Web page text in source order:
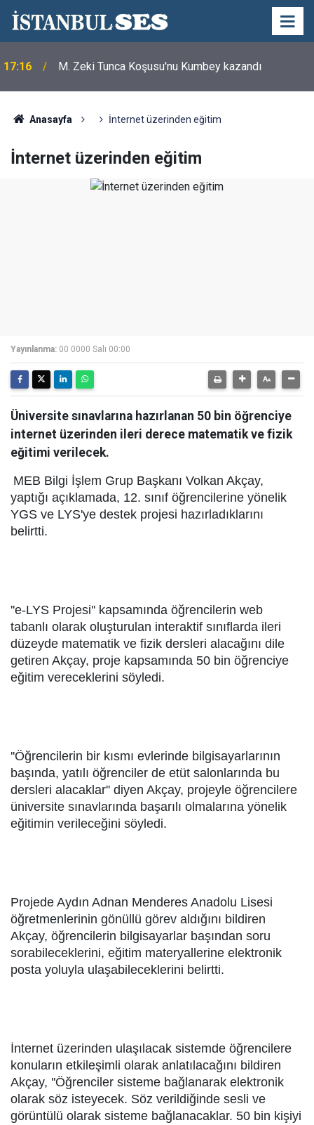
21:28
anıyoruz
Anasayfa İnternet üzerinden eğitim
İnternet üzerinden eğitim
Yayınlanma: 00 0000 Salı 00:00
Üniversite sınavlarına hazırlanan 50 bin öğrenciye
internet üzerinden ileri derece matematik ve fizik
eğitimi verilecek.
MEB Bilgi İşlem Grup Başkanı Volkan Akçay,
yaptığı açıklamada, 12. sınıf öğrencilerine yönelik
YGS ve LYS'ye destek projesi hazırladıklarını
belirtti.
''e-LYS Projesi'' kapsamında öğrencilerin web
tabanlı olarak oluşturulan interaktif sınıflarda ileri
düzeyde matematik ve fizik dersleri alacağını dile
getiren Akçay, proje kapsamında 50 bin öğrenciye
eğitim vereceklerini söyledi.
''Öğrencilerin bir kısmı evlerinde bilgisayarlarının
başında, yatılı öğrenciler de etüt salonlarında bu
dersleri alacaklar'' diyen Akçay, projeyle öğrencilere
üniversite sınavlarında başarılı olmalarına yönelik
eğitimin verileceğini söyledi.
Projede Aydın Adnan Menderes Anadolu Lisesi
öğretmenlerinin gönüllü görev aldığını bildiren
Akçay, öğrencilerin bilgisayarlar başından soru
sorabileceklerini, eğitim materyallerine elektronik
posta yoluyla ulaşabileceklerini belirtti.
İnternet üzerinden ulaşılacak sistemde öğrencilere
konuların etkileşimli olarak anlatılacağını bildiren
Akçay, ''Öğrenciler sisteme bağlanarak elektronik
olarak söz isteyecek. Söz verildiğinde sesli ve
görüntülü olarak sisteme bağlanacaklar. 50 bin kişiyi